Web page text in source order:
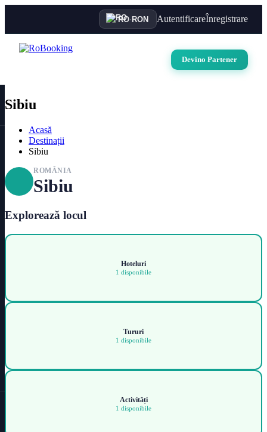
RO·RON AutentificareÎnregistrare
Devino Partener
Sibiu
Acasă
Destinații
Sibiu
ROMÂNIA
Sibiu
Explorează locul
Hoteluri
1 disponibile
Tururi
1 disponibile
Activități
1 disponibile